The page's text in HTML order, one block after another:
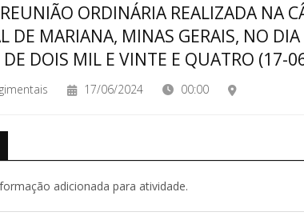
ORDINÁRIA REALIZADA NA
DE MARIANA, MINAS GERAIS, NO DIA
DE DOIS MIL E VINTE E QUATRO (17-
17/06/2024 00:00
adicionada para atividade.